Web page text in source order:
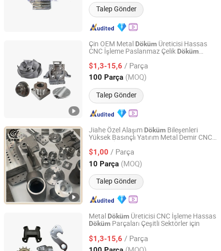
Talep Gönder
Çin OEM Metal Döküm Üreticisi Hassas
CNC İşleme Paslanmaz Çelik Döküm
$1,3-15,6 / Parça
100 Parça (MOQ)
Talep Gönder
Qingdao Hulk Metal Technology Co., Ltd.
Shandong, China Fiyat 2012
Jiahe Özel Alaşım Döküm Bileşenleri
Yüksek Basınçlı Yatırım Metal Demir CNC
Alüminyum Kum
$1,00 / Parça
10 Parça (MOQ)
Talep Gönder
Taizhou Jiahe Machinery Co., Ltd.
Jiangsu, China Fiyat 2026
Metal Döküm Üreticisi CNC İşleme Hassas
Döküm Parçaları Çeşitli Sektörler için
$1,3-15,6 / Parça
Qingdao Hulk Metal Technology Co., Ltd.
Shandong, China Fiyat 2012